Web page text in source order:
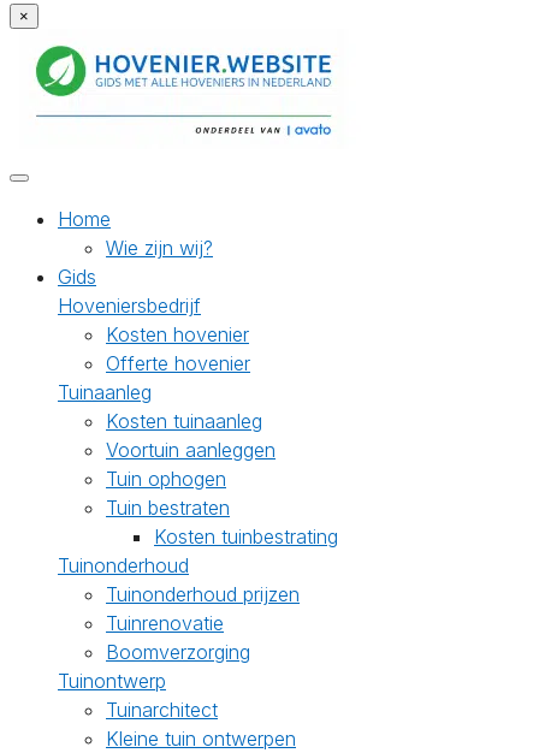
×
Home
Wie zijn wij?
Gids
Hoveniersbedrijf
Kosten hovenier
Offerte hovenier
Tuinaanleg
Kosten tuinaanleg
Voortuin aanleggen
Tuin ophogen
Tuin bestraten
Kosten tuinbestrating
Tuinonderhoud
Tuinonderhoud prijzen
Tuinrenovatie
Boomverzorging
Tuinontwerp
Tuinarchitect
Kleine tuin ontwerpen